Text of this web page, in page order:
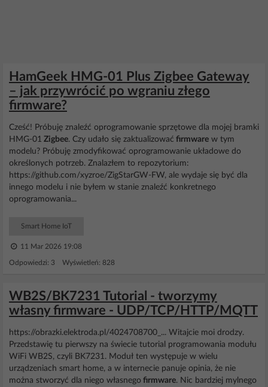
HamGeek HMG-01 Plus Zigbee Gateway
– jak przywrócić po wgraniu złego
firmware?
Cześć! Próbuję znaleźć oprogramowanie sprzętowe dla mojej bramki
HMG-01 Zigbee. Czy udało się zaktualizować firmware w tym
modelu? Próbuję zmodyfikować oprogramowanie układowe do
określonych potrzeb. Znalazłem to repozytorium:
https://github.com/xyzroe/ZigStarGW-FW, ale wydaje się być dla
innego modelu i nie byłem w stanie znaleźć konkretnego
oprogramowania...
Smart Home IoT
11 Mar 2026 19:08
Odpowiedzi: 3 Wyświetleń: 828
WB2S/BK7231 Tutorial - tworzymy
własny firmware - UDP/TCP/HTTP/MQTT
https://obrazki.elektroda.pl/4024708700_... Witajcie moi drodzy.
Przedstawię tu pierwszy na świecie tutorial programowania modułu
WiFi WB2S, czyli BK7231. Moduł ten występuje w wielu
urządzeniach smart home, a w internecie panuje opinia, że nie
można stworzyć dla niego własnego firmware. Nic bardziej mylnego